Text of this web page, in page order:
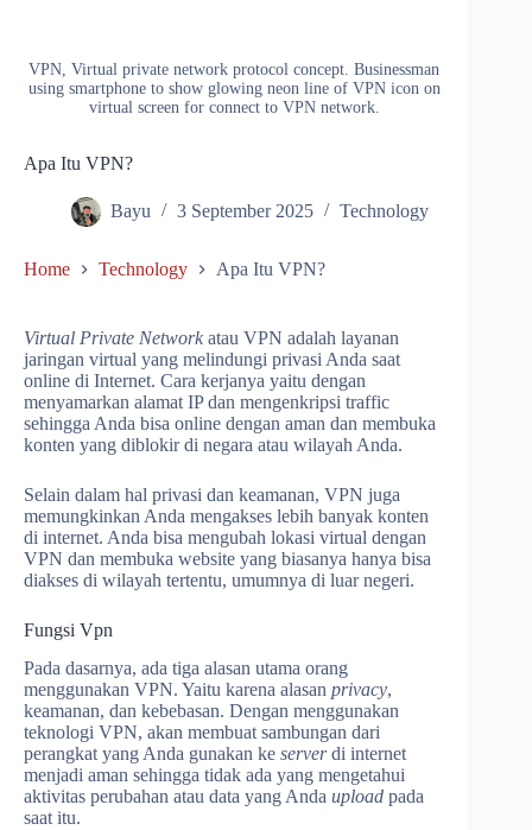
VPN, Virtual private network protocol concept. Businessman
using smartphone to show glowing neon line of VPN icon on
virtual screen for connect to VPN network.
Apa Itu VPN?
Bayu 3 September 2025 Technology
Home Technology Apa Itu VPN?
Virtual Private Network atau VPN adalah layanan
jaringan virtual yang melindungi privasi Anda saat
online di Internet. Cara kerjanya yaitu dengan
menyamarkan alamat IP dan mengenkripsi traffic
sehingga Anda bisa online dengan aman dan membuka
konten yang diblokir di negara atau wilayah Anda.
Selain dalam hal privasi dan keamanan, VPN juga
memungkinkan Anda mengakses lebih banyak konten
di internet. Anda bisa mengubah lokasi virtual dengan
VPN dan membuka website yang biasanya hanya bisa
diakses di wilayah tertentu, umumnya di luar negeri.
Fungsi Vpn
Pada dasarnya, ada tiga alasan utama orang
menggunakan VPN. Yaitu karena alasan privacy,
keamanan, dan kebebasan. Dengan menggunakan
teknologi VPN, akan membuat sambungan dari
perangkat yang Anda gunakan ke serverdi internet
menjadi aman sehingga tidak ada yang mengetahui
aktivitas perubahan atau data yang Anda upload pada
saat itu.